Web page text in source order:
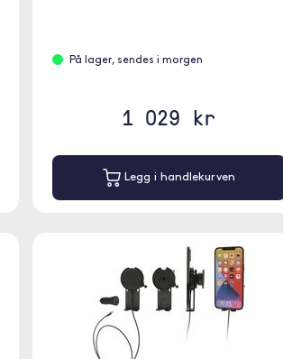
På lager, sendes i morgen
1 029 kr
Legg i handlekurven